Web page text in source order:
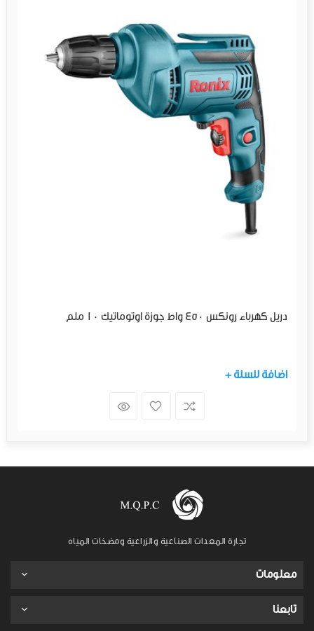
دريل كهرباء رونكس 450 واط جوزة اوتوماتيك 10 ملم
+ اضافة للسلة
تجارة المعدات الصناعية والزراعية ومضخات المياه
معلومات
تابعنا